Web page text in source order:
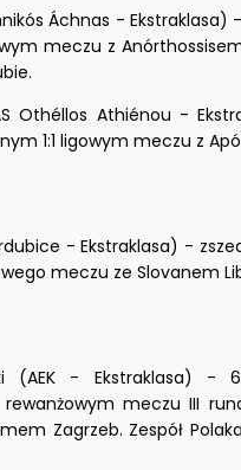
Áchnas -
meczu z
Othéllos Athiénou -
1:1 ligowym meczu z
- Ekstraklasa) -
meczu ze Slovanem
(AEK - Ekstraklasa) -
meczu III
Zagrzeb. Zespół